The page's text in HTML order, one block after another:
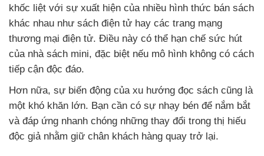
khốc liệt với sự xuất hiện của nhiều hình thức bán sách
khác nhau như sách điện tử hay các trang mạng
thương mại điện tử. Điều này có thể hạn chế sức hút
của nhà sách mini, đặc biệt nếu mô hình không có cách
tiếp cận độc đáo.
Hơn nữa, sự biến động của xu hướng đọc sách cũng là
một khó khăn lớn. Bạn cần có sự nhạy bén để nắm bắt
và đáp ứng nhanh chóng những thay đổi trong thị hiếu
độc giả nhằm giữ chân khách hàng quay trở lại.